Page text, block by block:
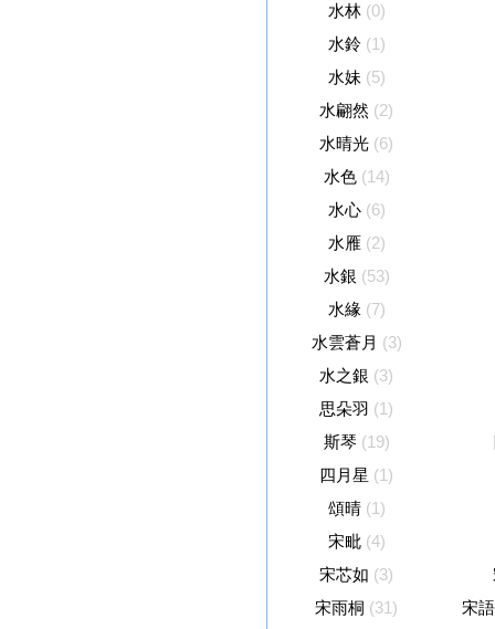
水林 (0)
水鈴 (1)
水妹 (5)
水翩然 (2)
水晴光 (6)
水色 (14)
水心 (6)
水雁 (2)
水銀 (53)
水緣 (7)
水雲蒼月 (3)
水之銀 (3)
思朵羽 (1)
斯琴 (19)
四月星 (1)
頌晴 (1)
宋毗 (4)
宋芯如 (3)
宋雨桐 (31)
宋